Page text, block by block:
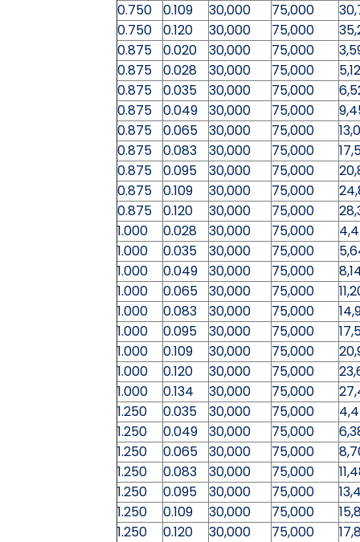
0.750
0.109 30,000 75,000
0.750
0.120 30,000 75,000
0.875
0.020 30,000 75,000
0.875
0.028 30,000 75,000
0.875
0.035 30,000 75,000
0.875
0.049 30,000 75,000
0.875
0.065 30,000 75,000
0.875
0.083 30,000 75,000
0.875
0.095 30,000 75,000
0.875
0.109 30,000 75,000
0.875
0.120 30,000 75,000
1.000
0.028 30,000 75,000
1.000
0.035 30,000 75,000
1.000
0.049 30,000 75,000
1.000
0.065 30,000 75,000
1.000
0.083 30,000 75,000
1.000
0.095 30,000 75,000
1.000
0.109 30,000 75,000
1.000
0.120 30,000 75,000
1.000
0.134 30,000 75,000
1.250
0.035 30,000 75,000
1.250
0.049 30,000 75,000
1.250
0.065 30,000 75,000
1.250
0.083 30,000 75,000
1.250
0.095 30,000 75,000
1.250
0.109 30,000 75,000
1.250
0.120 30,000 75,000